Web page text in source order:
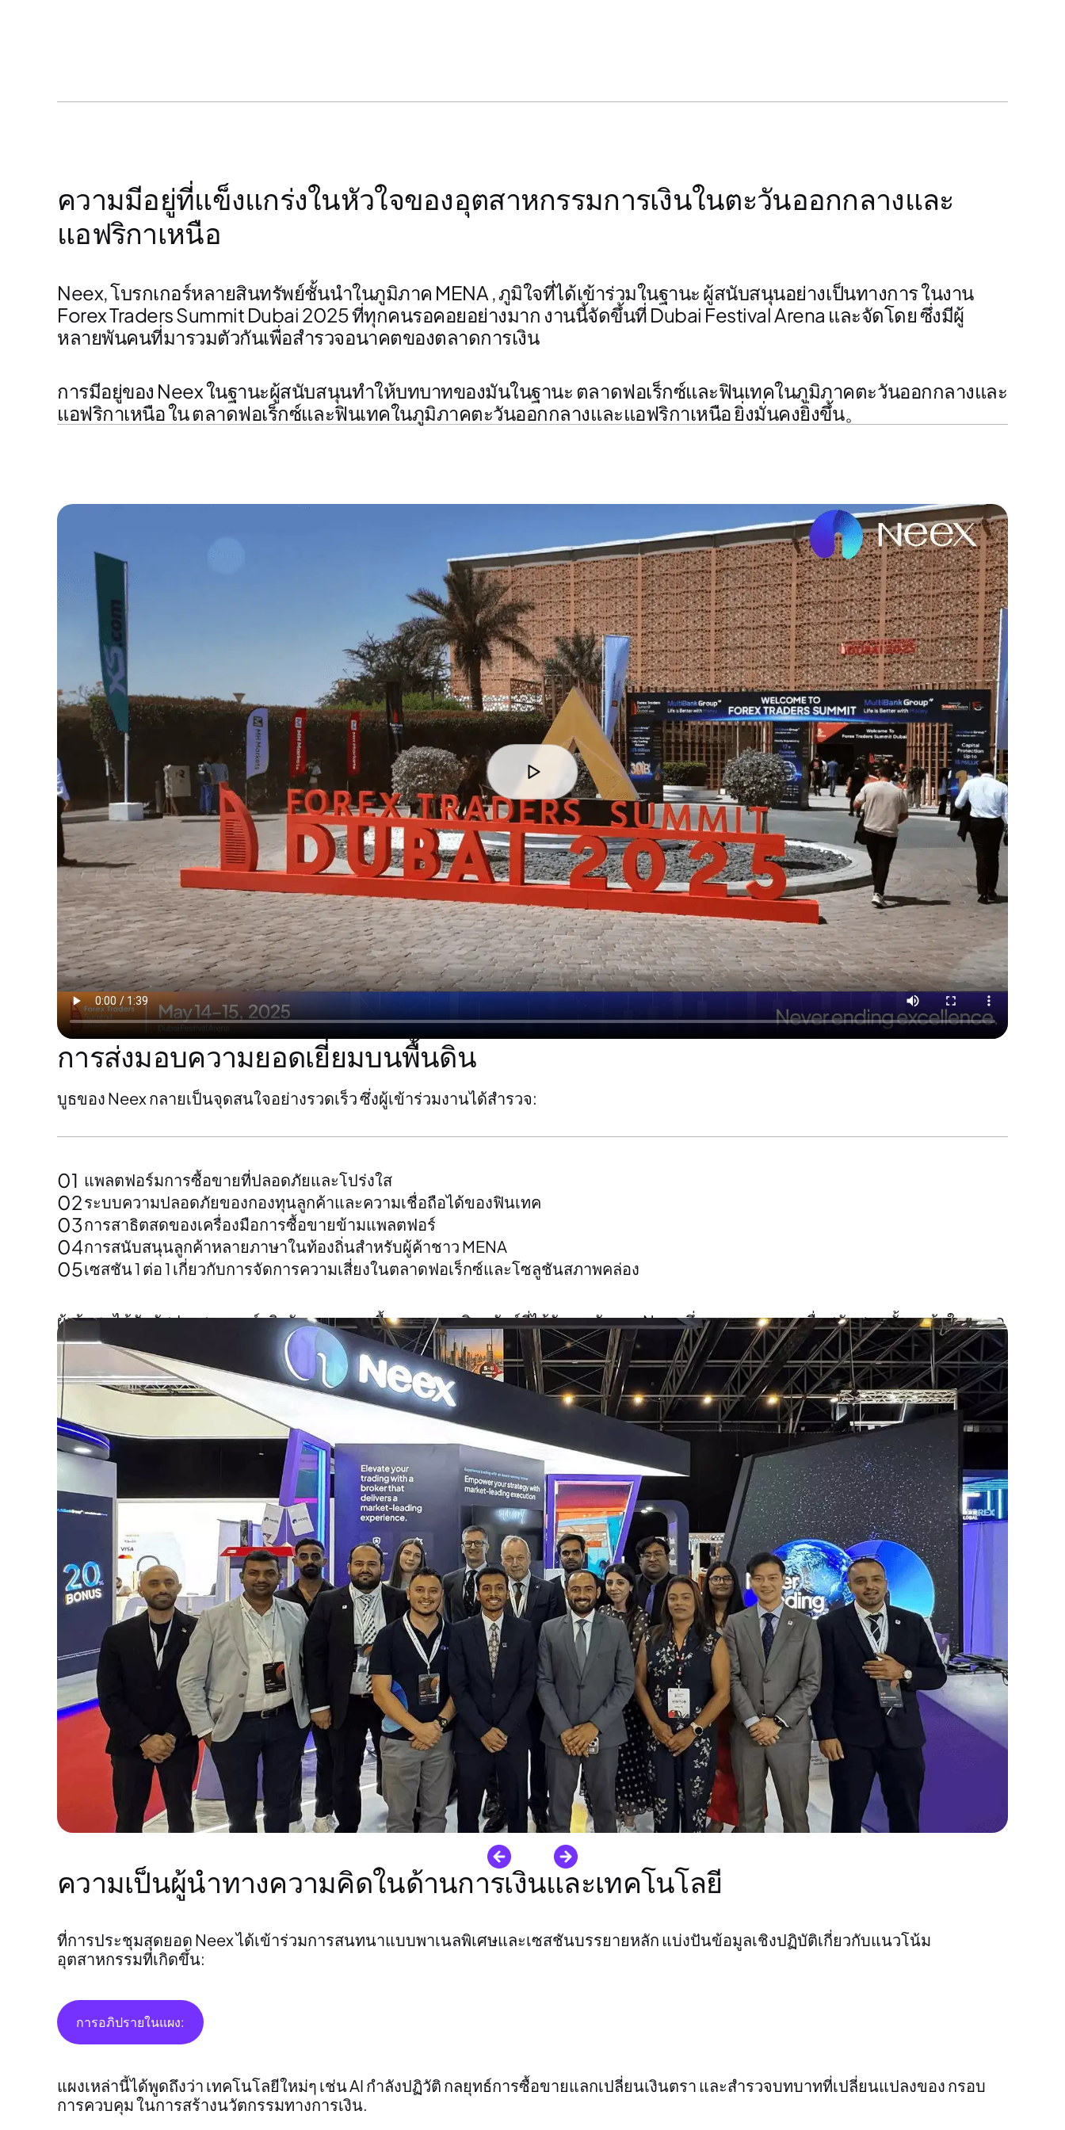
ความมีอยู่ที่แข็งแกร่งในหัวใจของอุตสาหกรรมการเงินในตะวันออกกลางและ
แอฟริกาเหนือ
Neex, โบรกเกอร์หลายสินทรัพย์ชั้นนำในภูมิภาค MENA , ภูมิใจที่ได้เข้าร่วมในฐานะ ผู้สนับสนุนอย่างเป็นทางการในงาน
Forex Traders Summit Dubai 2025ที่ทุกคนรอคอยอย่างมาก งานนี้จัดขึ้นที่ Dubai Festival Arena และจัดโดยซึ่งมีผู้
หลายพันคนที่มารวมตัวกันเพื่อสำรวจอนาคตของตลาดการเงิน
การมีอยู่ของ Neex ในฐานะผู้สนับสนุนทำให้บทบาทของมันในฐานะ ตลาดฟอเร็กซ์และฟินเทคในภูมิภาคตะวันออกกลางและ
แอฟริกาเหนือในตลาดฟอเร็กซ์และฟินเทคในภูมิภาคตะวันออกกลางและแอฟริกาเหนือยิ่งมั่นคงยิ่งขึ้น。
การส่งมอบความยอดเยี่ยมบนพื้นดิน
บูธของ Neex กลายเป็นจุดสนใจอย่างรวดเร็ว ซึ่งผู้เข้าร่วมงานได้สำรวจ:
01 แพลตฟอร์มการซื้อขายที่ปลอดภัยและโปร่งใส
02ระบบความปลอดภัยของกองทุนลูกค้าและความเชื่อถือได้ของฟินเทค
03การสาธิตสดของเครื่องมือการซื้อขายข้ามแพลตฟอร์
04การสนับสนุนลูกค้าหลายภาษาในท้องถิ่นสำหรับผู้ค้าชาว MENA
05เซสชัน 1 ต่อ 1 เกี่ยวกับการจัดการความเสี่ยงในตลาดฟอเร็กซ์และโซลูชันสภาพคล่อง
ผู้เข้าชมได้สัมผัสประสบการณ์จริงกับระบบการซื้อขายหลายสินทรัพย์ที่ได้รับรางวัลของ Neexซึ่งถูกออกแบบมาเพื่อสนับสนุนทั้งลูกค้าในตลาด
ทั่วไปและลูกค้าสถาบันในตะวันออกกลาง
ความเป็นผู้นำทางความคิดในด้านการเงินและเทคโนโลยี
ที่การประชุมสุดยอด Neex ได้เข้าร่วมการสนทนาแบบพาเนลพิเศษและเซสชันบรรยายหลัก แบ่งปันข้อมูลเชิงปฏิบัติเกี่ยวกับแนวโน้ม
อุตสาหกรรมที่เกิดขึ้น:
การอภิปรายในแผง:
แผงเหล่านี้ได้พูดถึงว่า เทคโนโลยีใหม่ๆ เช่น AI กำลังปฏิวัติ กลยุทธ์การซื้อขายแลกเปลี่ยนเงินตรา และสำรวจบทบาทที่เปลี่ยนแปลงของ กรอบ
การควบคุมในการสร้างนวัตกรรมทางการเงิน.